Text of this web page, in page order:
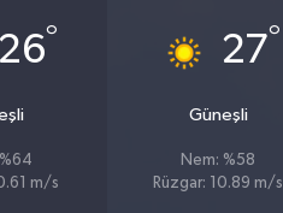
26°
m/s
27°
Güneşli
Nem: %58
Rüzgar: 10.89 m/s